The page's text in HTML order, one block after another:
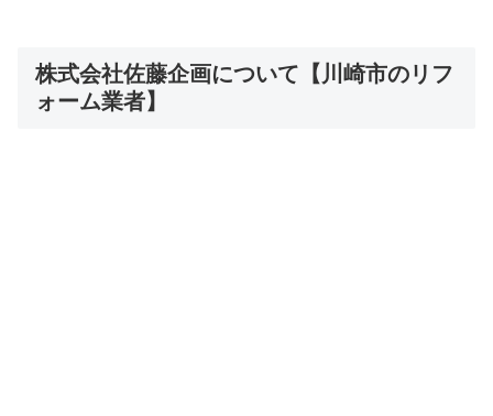
株式会社佐藤企画について【川崎市のリフ
ォーム業者】